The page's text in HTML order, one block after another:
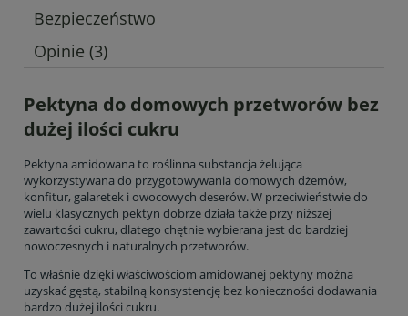
Bezpieczeństwo
Opinie (3)
Pektyna do domowych przetworów bez
dużej ilości cukru
Pektyna amidowana to roślinna substancja żelująca
wykorzystywana do przygotowywania domowych dżemów,
konfitur, galaretek i owocowych deserów. W przeciwieństwie do
wielu klasycznych pektyn dobrze działa także przy niższej
zawartości cukru, dlatego chętnie wybierana jest do bardziej
nowoczesnych i naturalnych przetworów.
To właśnie dzięki właściwościom amidowanej pektyny można
uzyskać gęstą, stabilną konsystencję bez konieczności dodawania
bardzo dużej ilości cukru.